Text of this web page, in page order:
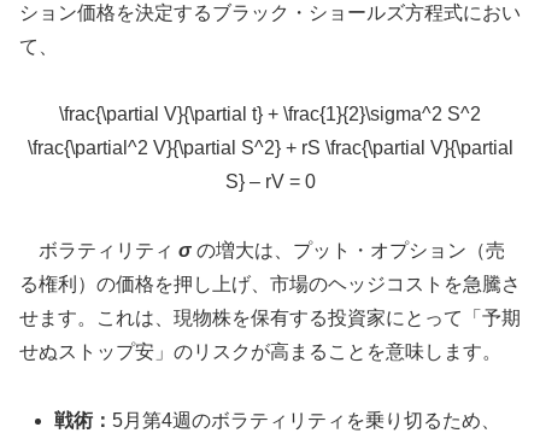
ション価格を決定するブラック・ショールズ方程式におい
て、
\frac{\partial V}{\partial t} + \frac{1}{2}\sigma^2 S^2
\frac{\partial^2 V}{\partial S^2} + rS \frac{\partial V}{\partial
S} – rV = 0
ボラティリティ σ の増大は、プット・オプション（売
る権利）の価格を押し上げ、市場のヘッジコストを急騰さ
せます。これは、現物株を保有する投資家にとって「予期
せぬストップ安」のリスクが高まることを意味します。
戦術：5月第4週のボラティリティを乗り切るため、